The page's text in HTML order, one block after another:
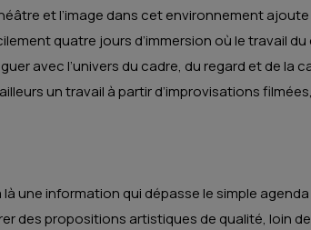
et l’image dans cet environnement
quatre jours d’immersion où le travail
avec l’univers du cadre, du regard et de la
un travail à partir d’improvisations
une information qui dépasse le simple
des propositions artistiques de qualité, loin